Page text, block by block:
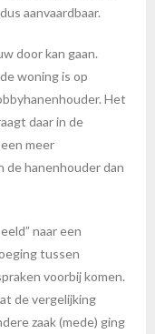
aanvaardbaar.
door kan gaan.
woning is op
Het
daar in de
meer
de hanenhouder dan
naar een
tussen
voorbij komen.
de vergelijking
zaak (mede) ging